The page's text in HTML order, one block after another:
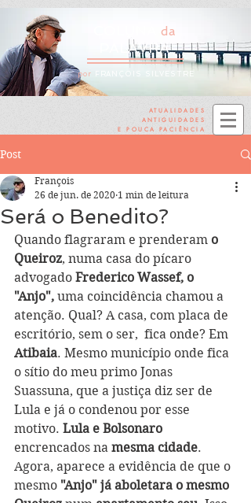
da
PALAVRA
por FRANÇOIS SILVESTRE
ATUALIDADES
ANTIGUIDADES
E POUCA PACIÊNCIA
Post
Será o Benedito?
François
26 de jun. de 2020 1 min de leitura
Quando flagraram e prenderam o
Queiroz, numa casa do pícaro
advogado Frederico Wassef, o
"Anjo", uma coincidência chamou a
atenção. Qual? A casa, com placa de
escritório, sem o ser,  fica onde? Em
Atibaia. Mesmo município onde fica
o sítio do meu primo Jonas
Suassuna, que a justiça diz ser de
Lula e já o condenou por esse
motivo. Lula e Bolsonaro
encrencados na mesma cidade.
Agora, aparece a evidência de que o
mesmo "Anjo" já aboletara o mesmo